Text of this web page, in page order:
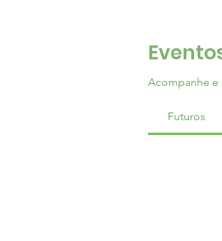
Acompanhe e
Futuros